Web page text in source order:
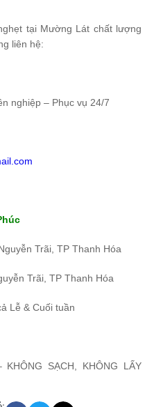
tại Mường Lát chất lượng
liên hệ:
nghiệp – Phục vụ 24/7
Trãi, TP Thanh Hóa
Trãi, TP Thanh Hóa
Lễ & Cuối tuần
SẠCH, KHÔNG LẤY